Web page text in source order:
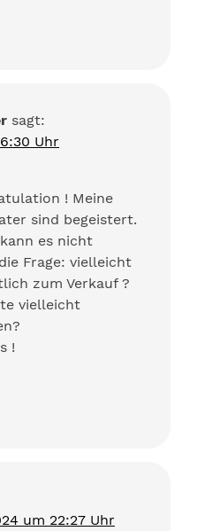
sagt:
Uhr
! Meine
sind begeistert.
es nicht
Frage: vielleicht
zum Verkauf ?
vielleicht
!
um 22:27 Uhr